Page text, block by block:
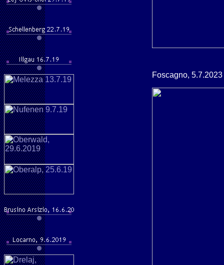
Foscagno, 5.7.2023